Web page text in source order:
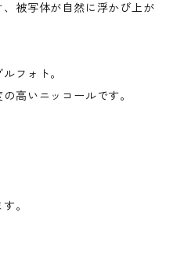
被写体が自然に浮かび上が
フォト。
高いニッコールです。
。